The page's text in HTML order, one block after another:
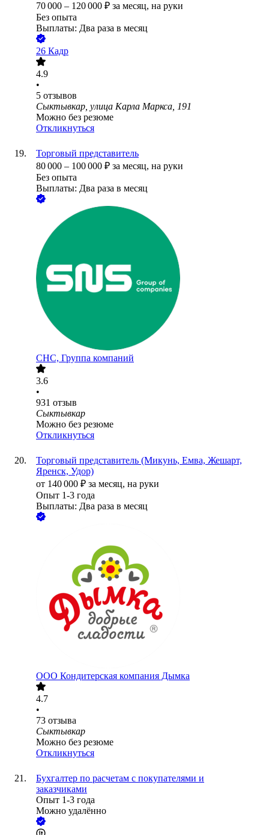
70 000 – 120 000 ₽ за месяц, на руки
Без опыта
Выплаты: Два раза в месяц
26 Кадр
4.9
•
5 отзывов
Сыктывкар, улица Карла Маркса, 191
Можно без резюме
Откликнуться
Торговый представитель
80 000 – 100 000 ₽ за месяц, на руки
Без опыта
Выплаты: Два раза в месяц
СНС, Группа компаний
3.6
•
931 отзыв
Сыктывкар
Можно без резюме
Откликнуться
Торговый представитель (Микунь, Емва, Жешарт,
Яренск, Удор)
от 140 000 ₽ за месяц, на руки
Опыт 1-3 года
Выплаты: Два раза в месяц
ООО Кондитерская компания Дымка
4.7
•
73 отзыва
Сыктывкар
Можно без резюме
Откликнуться
Бухгалтер по расчетам с покупателями и
заказчиками
Опыт 1-3 года
Можно удалённо